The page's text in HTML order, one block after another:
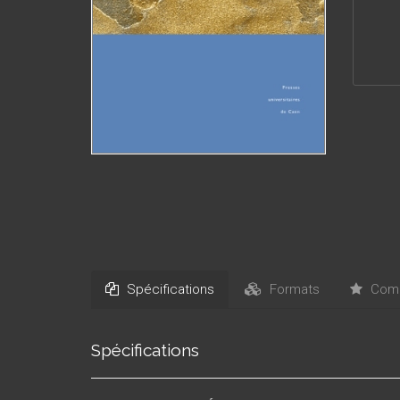
Spécifications Formats
Spécifications